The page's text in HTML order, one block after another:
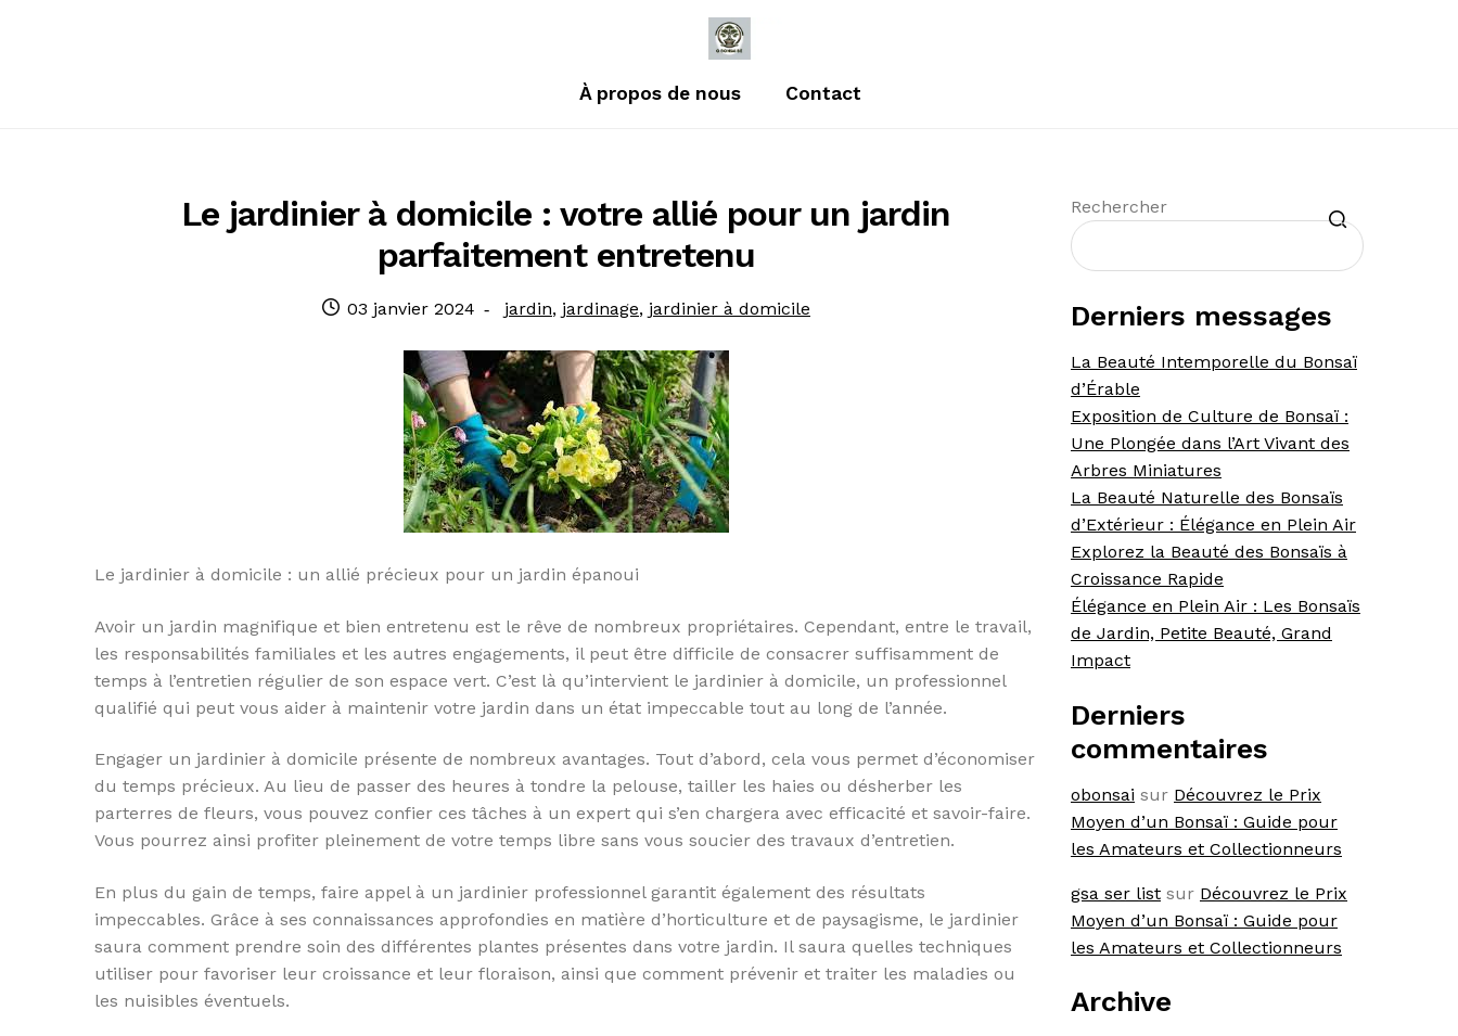
À propos de nous Contact
Le jardinier à domicile : votre allié pour un jardin
parfaitement entretenu
Publié
03 janvier 2024
Catégories
jardin, jardinage, jardinier à domicile
Le jardinier à domicile : un allié précieux pour un jardin épanoui
Avoir un jardin magnifique et bien entretenu est le rêve de nombreux propriétaires. Cependant, entre le travail,
les responsabilités familiales et les autres engagements, il peut être difficile de consacrer suffisamment de
temps à l’entretien régulier de son espace vert. C’est là qu’intervient le jardinier à domicile, un professionnel
qualifié qui peut vous aider à maintenir votre jardin dans un état impeccable tout au long de l’année.
Engager un jardinier à domicile présente de nombreux avantages. Tout d’abord, cela vous permet d’économiser
du temps précieux. Au lieu de passer des heures à tondre la pelouse, tailler les haies ou désherber les
parterres de fleurs, vous pouvez confier ces tâches à un expert qui s’en chargera avec efficacité et savoir-faire.
Vous pourrez ainsi profiter pleinement de votre temps libre sans vous soucier des travaux d’entretien.
En plus du gain de temps, faire appel à un jardinier professionnel garantit également des résultats
impeccables. Grâce à ses connaissances approfondies en matière d’horticulture et de paysagisme, le jardinier
saura comment prendre soin des différentes plantes présentes dans votre jardin. Il saura quelles techniques
utiliser pour favoriser leur croissance et leur floraison, ainsi que comment prévenir et traiter les maladies ou
les nuisibles éventuels.
Rechercher
Recherche
Derniers messages
La Beauté Intemporelle du Bonsaï
d’Érable
Exposition de Culture de Bonsaï :
Une Plongée dans l’Art Vivant des
Arbres Miniatures
La Beauté Naturelle des Bonsaïs
d’Extérieur : Élégance en Plein Air
Explorez la Beauté des Bonsaïs à
Croissance Rapide
Élégance en Plein Air : Les Bonsaïs
de Jardin, Petite Beauté, Grand
Impact
Derniers
commentaires
obonsai sur Découvrez le Prix
Moyen d’un Bonsaï : Guide pour
les Amateurs et Collectionneurs
gsa ser list sur Découvrez le Prix
Moyen d’un Bonsaï : Guide pour
les Amateurs et Collectionneurs
Archive